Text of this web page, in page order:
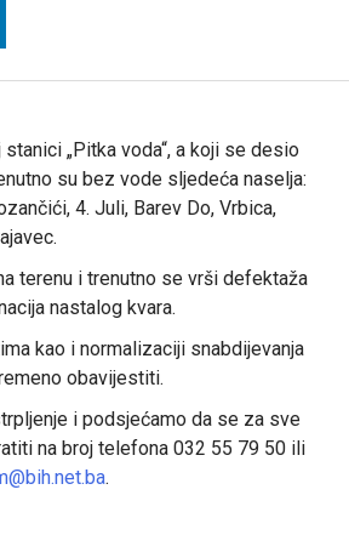
„Pitka voda“, a koji se desio
su bez vode sljedeća naselja:
4. Juli, Barev Do, Vrbica,
terenu i trenutno se vrši defektaža
nastalog kvara.
kao i normalizaciji snabdijevanja
obavijestiti.
i podsjećamo da se za sve
na broj telefona 032 55 79 50 ili
.